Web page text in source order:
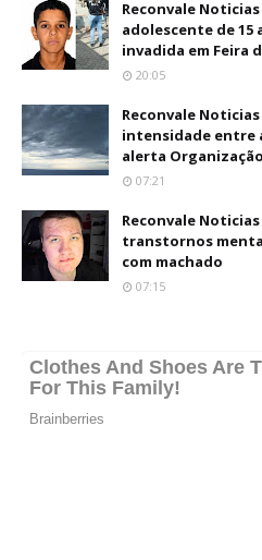
Reconvale Noticias
adolescente de 15
invadida em Feira
20:05
Reconvale
intensidade entre
alerta
07:21
Reconvale
transtornos
com machado
07:15